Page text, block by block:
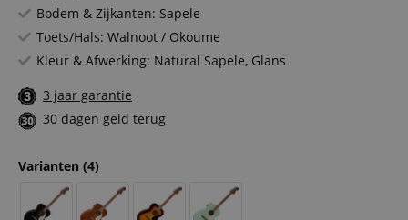
Bodem & Zijkanten: Sapele
Toets/Hals: Walnoot / Okoume
Kleur & Afwerking: Natural Sapele, Glans
3 jaar garantie
30 dagen geld terug
Varianten (4)